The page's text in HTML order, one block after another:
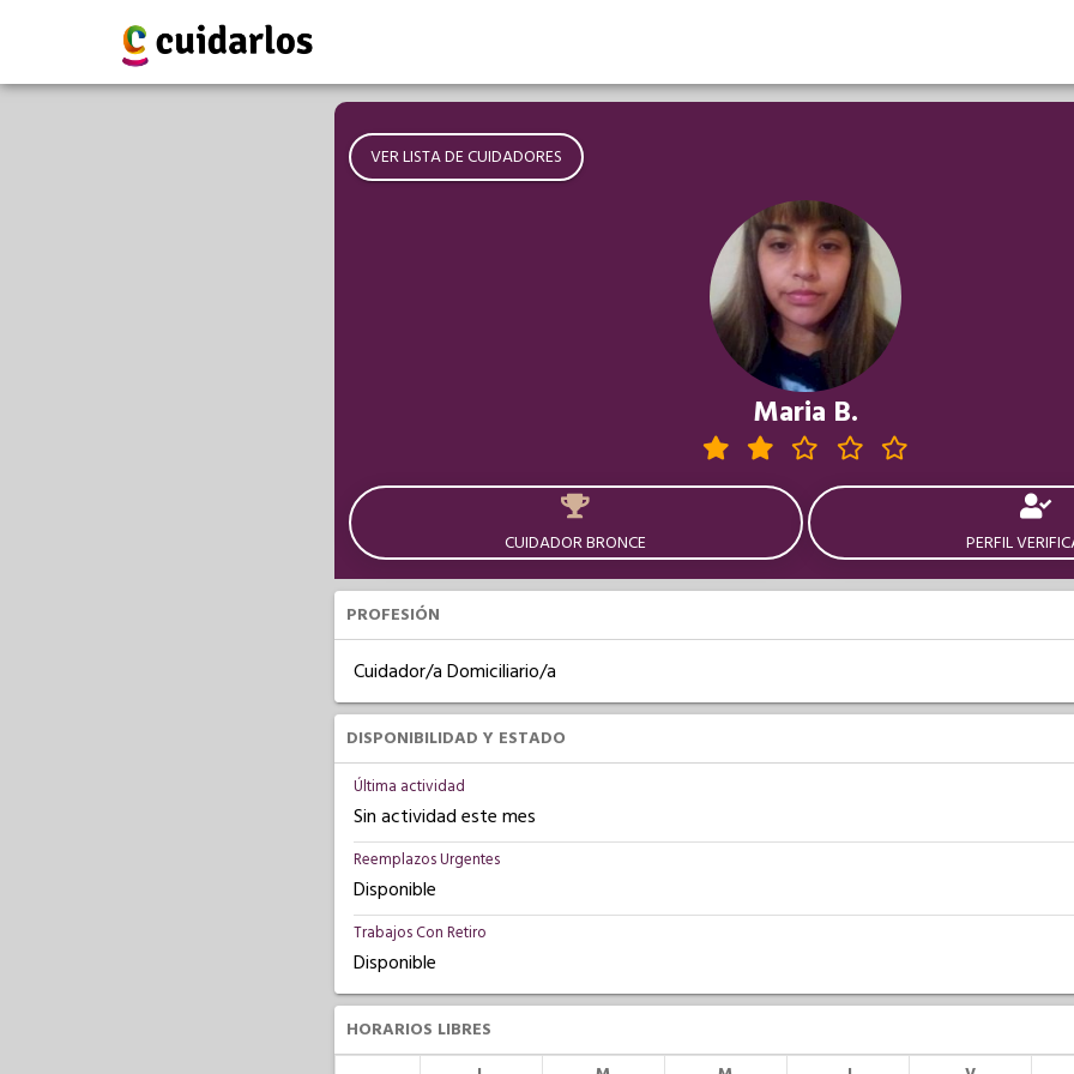
VER LISTA DE CUIDADORES
Maria B.
CUIDADOR BRONCE PERFIL
PROFESIÓN
Cuidador/a Domiciliario/a
DISPONIBILIDAD Y ESTADO
Última actividad
Sin actividad este mes
Reemplazos Urgentes
Disponible
Trabajos Con Retiro
Disponible
HORARIOS LIBRES